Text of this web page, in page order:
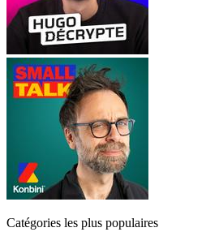
Catégories les plus populaires